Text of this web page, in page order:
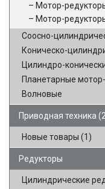
Мотор-
Мотор-
Соосно-
Коническо-
Цилиндро-
Планетарные
Волновые
Приводная техника
Новые товары (1)
Редукторы
Цилиндрические